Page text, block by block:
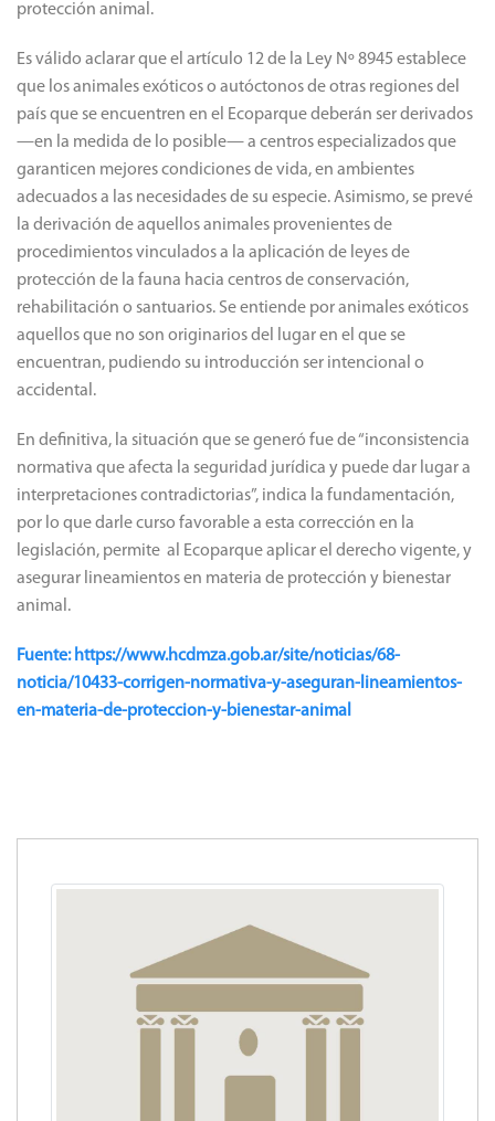
protección animal.
Es válido aclarar que el artículo 12 de la Ley Nº 8945 establece
que los animales exóticos o autóctonos de otras regiones del
país que se encuentren en el Ecoparque deberán ser derivados
—en la medida de lo posible— a centros especializados que
garanticen mejores condiciones de vida, en ambientes
adecuados a las necesidades de su especie. Asimismo, se prevé
la derivación de aquellos animales provenientes de
procedimientos vinculados a la aplicación de leyes de
protección de la fauna hacia centros de conservación,
rehabilitación o santuarios. Se entiende por animales exóticos
aquellos que no son originarios del lugar en el que se
encuentran, pudiendo su introducción ser intencional o
accidental.
En definitiva, la situación que se generó fue de “inconsistencia
normativa que afecta la seguridad jurídica y puede dar lugar a
interpretaciones contradictorias”, indica la fundamentación,
por lo que darle curso favorable a esta corrección en la
legislación, permite al Ecoparque aplicar el derecho vigente, y
asegurar lineamientos en materia de protección y bienestar
animal.
Fuente: https://www.hcdmza.gob.ar/site/noticias/68-
noticia/10433-corrigen-normativa-y-aseguran-lineamientos-
en-materia-de-proteccion-y-bienestar-animal